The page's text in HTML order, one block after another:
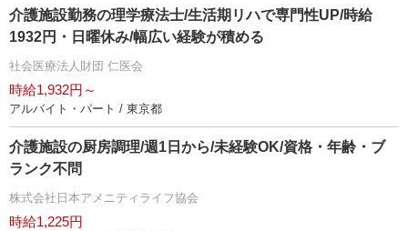
介護施設勤務の理学療法士/生活期リハで専門性UP/時給
1932円・日曜休み/幅広い経験が積める
社会医療法人財団 仁医会
時給1,932円～
アルバイト・パート / 東京都
介護施設の厨房調理/週1日から/未経験OK/資格・年齢・ブ
ランク不問
株式会社日本アメニティライフ協会
時給1,225円